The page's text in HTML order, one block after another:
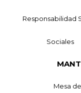
Responsabilidad
Sociales
Mesa